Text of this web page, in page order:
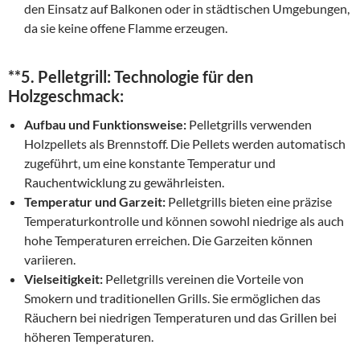
den Einsatz auf Balkonen oder in städtischen Umgebungen,
da sie keine offene Flamme erzeugen.
**5. Pelletgrill: Technologie für den
Holzgeschmack:
Aufbau und Funktionsweise: Pelletgrills verwenden
Holzpellets als Brennstoff. Die Pellets werden automatisch
zugeführt, um eine konstante Temperatur und
Rauchentwicklung zu gewährleisten.
Temperatur und Garzeit: Pelletgrills bieten eine präzise
Temperaturkontrolle und können sowohl niedrige als auch
hohe Temperaturen erreichen. Die Garzeiten können
variieren.
Vielseitigkeit: Pelletgrills vereinen die Vorteile von
Smokern und traditionellen Grills. Sie ermöglichen das
Räuchern bei niedrigen Temperaturen und das Grillen bei
höheren Temperaturen.